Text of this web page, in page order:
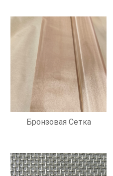
Бронзовая Сетка